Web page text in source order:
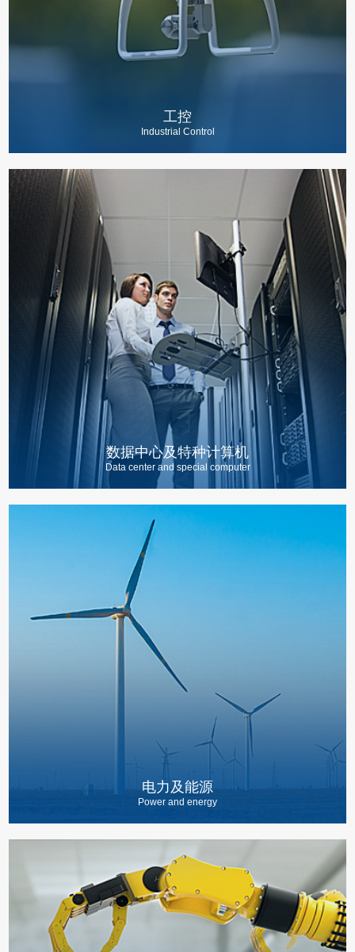
工控
Industrial Control
数据中心及特种计算机
Data center and special computer
电力及能源
Power and energy